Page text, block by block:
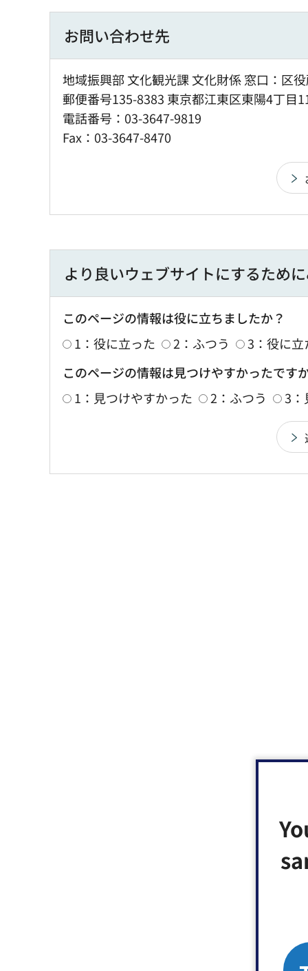
お問い合わせ先
地域振興部 文化観光課 文化財係 窓口：区
郵便番号135-8383 東京都江東区東陽4丁目
電話番号：03-3647-9819
Fax：03-3647-8470
より良いウェブサイトにするため
このページの情報は役に立ちましたか？
1：役に立った
2：ふつう
3：役に
このページの情報は見つけやすかったです
1：見つけやすかった
2：ふつう 3：